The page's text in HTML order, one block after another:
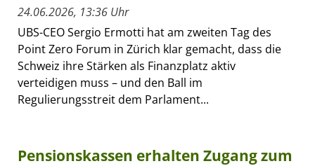
24.06.2026, 13:36 Uhr
UBS-CEO Sergio Ermotti hat am zweiten Tag des
Point Zero Forum in Zürich klar gemacht, dass die
Schweiz ihre Stärken als Finanzplatz aktiv
verteidigen muss – und den Ball im
Regulierungsstreit dem Parlament...
Pensionskassen erhalten Zugang zum